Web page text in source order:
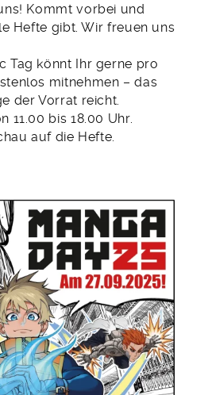
Kommt vorbei und
Hefte gibt. Wir freuen uns
Tag könnt Ihr gerne pro
mitnehmen – das
der Vorrat reicht.
11.00 bis 18.00 Uhr.
auf die Hefte.